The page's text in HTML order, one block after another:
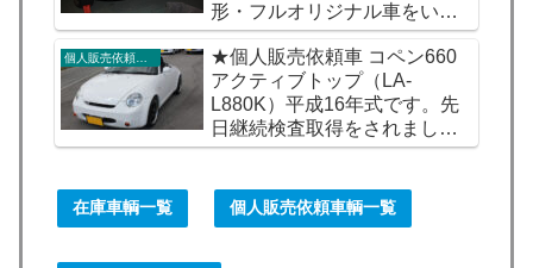
形・フルオリジナル車をいか
がですか。
個人販売依頼車輌
★個人販売依頼車 コペン660
アクティブトップ（LA-
L880K）平成16年式です。先
日継続検査取得をされました
が販売価格に変更はございま
在庫車輌一覧 個人販売依頼車輌一覧